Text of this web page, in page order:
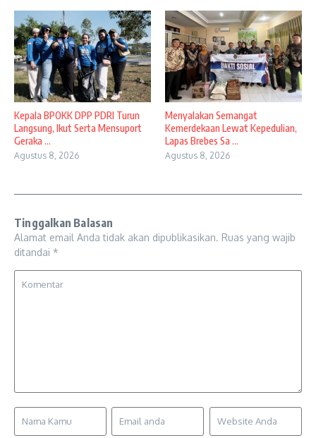
Kepala BPOKK DPP PDRI Turun
Langsung, Ikut Serta Mensuport
Geraka ...
Agustus 8, 2026
Menyalakan Semangat
Kemerdekaan Lewat Kepedulian,
Lapas Brebes Sa ...
Agustus 8, 2026
Tinggalkan Balasan
Alamat email Anda tidak akan dipublikasikan. Ruas yang wajib
ditandai *